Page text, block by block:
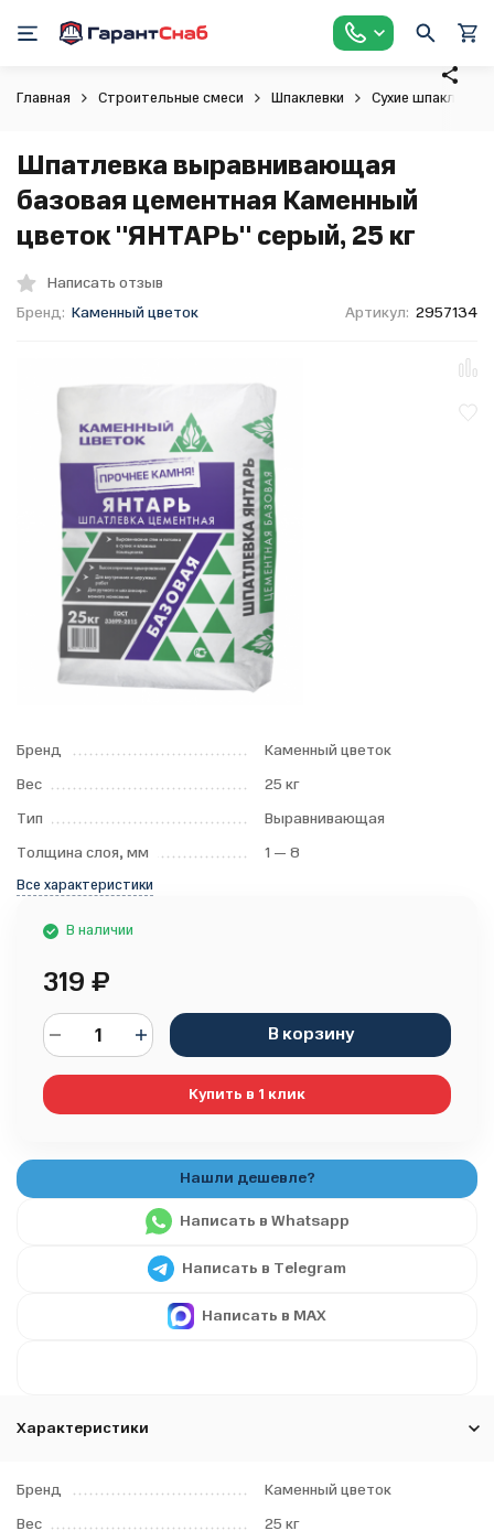
Главная Строительные смеси Шпаклевки Сухие шпаклевки
Шпатлевка выравнивающая
базовая цементная Каменный
цветок "ЯНТАРЬ" серый, 25 кг
Написать отзыв
Бренд: Каменный цветок Артикул: 2957134
Бренд
Каменный цветок
Вес
25 кг
Тип
Выравнивающая
Толщина слоя, мм
1 — 8
Все характеристики
В наличии
319 ₽
В корзину
Купить в 1 клик
Написать в Whatsapp
Написать в Telegram
Написать в MAX
Характеристики
Бренд
Каменный цветок
Вес
25 кг